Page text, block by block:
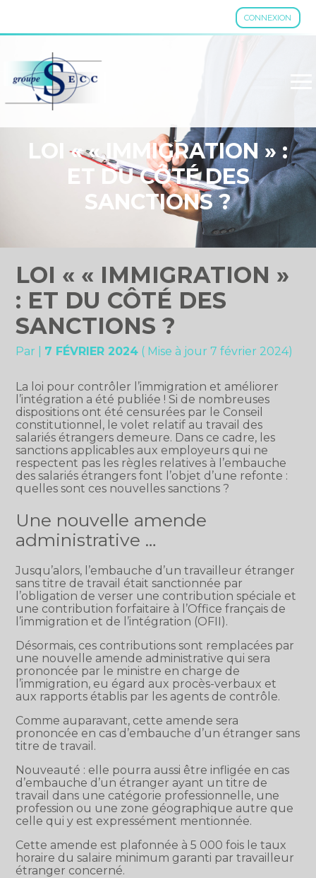
CONNEXION
Aller
LOI « « IMMIGRATION » :
ET DU CÔTÉ DES
SANCTIONS ?
LOI « « IMMIGRATION »
: ET DU CÔTÉ DES
SANCTIONS ?
Par 7 FÉVRIER 2024 ( Mise à jour 7 février 2024)
La loi pour contrôler l’immigration et améliorer
l’intégration a été publiée ! Si de nombreuses
dispositions ont été censurées par le Conseil
constitutionnel, le volet relatif au travail des
salariés étrangers demeure. Dans ce cadre, les
sanctions applicables aux employeurs qui ne
respectent pas les règles relatives à l’embauche
des salariés étrangers font l’objet d’une refonte :
quelles sont ces nouvelles sanctions ?
Une nouvelle amende
administrative …
Jusqu’alors, l’embauche d’un travailleur étranger
sans titre de travail était sanctionnée par
l’obligation de verser une contribution spéciale et
une contribution forfaitaire à l’Office français de
l’immigration et de l’intégration (OFII).
Désormais, ces contributions sont remplacées par
une nouvelle amende administrative qui sera
prononcée par le ministre en charge de
l’immigration, eu égard aux procès-verbaux et
aux rapports établis par les agents de contrôle.
Comme auparavant, cette amende sera
prononcée en cas d’embauche d’un étranger sans
titre de travail.
Nouveauté : elle pourra aussi être infligée en cas
d’embauche d’un étranger ayant un titre de
travail dans une catégorie professionnelle, une
profession ou une zone géographique autre que
celle qui y est expressément mentionnée.
Cette amende est plafonnée à 5 000 fois le taux
horaire du salaire minimum garanti par travailleur
étranger concerné.